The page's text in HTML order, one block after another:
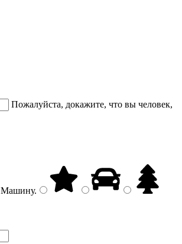
Пожалуйста, докажите, что вы человек,
Машину.